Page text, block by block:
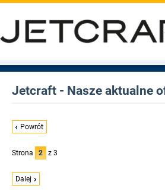
Jetcraft - Nasze aktualne
Powrót
Strona 2 z 3
Dalej